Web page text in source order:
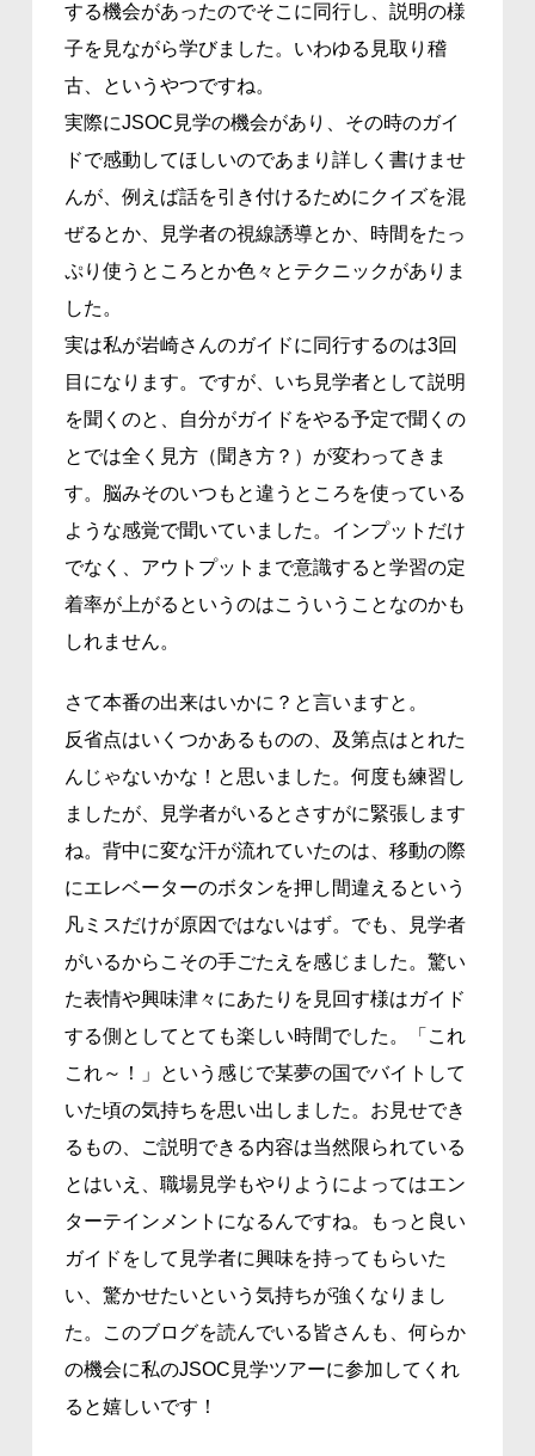
する機会があったのでそこに同行し、説明の様
子を見ながら学びました。いわゆる見取り稽
古、というやつですね。
実際にJSOC見学の機会があり、その時のガイ
ドで感動してほしいのであまり詳しく書けませ
んが、例えば話を引き付けるためにクイズを混
ぜるとか、見学者の視線誘導とか、時間をたっ
ぷり使うところとか色々とテクニックがありま
した。
実は私が岩崎さんのガイドに同行するのは3回
目になります。ですが、いち見学者として説明
を聞くのと、自分がガイドをやる予定で聞くの
とでは全く見方（聞き方？）が変わってきま
す。脳みそのいつもと違うところを使っている
ような感覚で聞いていました。インプットだけ
でなく、アウトプットまで意識すると学習の定
着率が上がるというのはこういうことなのかも
しれません。
さて本番の出来はいかに？と言いますと。
反省点はいくつかあるものの、及第点はとれた
んじゃないかな！と思いました。何度も練習し
ましたが、見学者がいるとさすがに緊張します
ね。背中に変な汗が流れていたのは、移動の際
にエレベーターのボタンを押し間違えるという
凡ミスだけが原因ではないはず。でも、見学者
がいるからこその手ごたえを感じました。驚い
た表情や興味津々にあたりを見回す様はガイド
する側としてとても楽しい時間でした。「これ
これ～！」という感じで某夢の国でバイトして
いた頃の気持ちを思い出しました。お見せでき
るもの、ご説明できる内容は当然限られている
とはいえ、職場見学もやりようによってはエン
ターテインメントになるんですね。もっと良い
ガイドをして見学者に興味を持ってもらいた
い、驚かせたいという気持ちが強くなりまし
た。このブログを読んでいる皆さんも、何らか
の機会に私のJSOC見学ツアーに参加してくれ
ると嬉しいです！